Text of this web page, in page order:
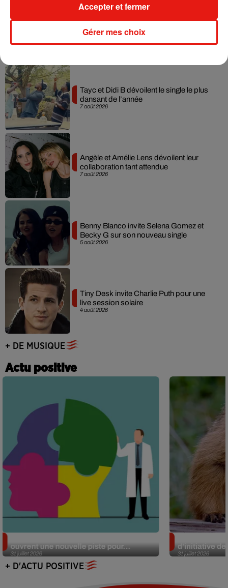
Madonna sort enfin le remix de « Love
Sensation » avec Kylie Minogue
7 août 2026
Tayc et Didi B dévoilent le single le plus
dansant de l’année
7 août 2026
Angèle et Amélie Lens dévoilent leur
collaboration tant attendue
5 août 2026
Benny Blanco invite Selena Gomez et
Becky G sur son nouveau single
4 août 2026
Tiny Desk invite Charlie Puth pour une
live session solaire
+ DE MUSIQUE
Actu positive
31 juillet 2026
ouvrent une nouvelle piste pour...
31 juillet 2026
d’initiative
+ D'ACTU POSITIVE
Gérer mes choix
Accepter et fermer